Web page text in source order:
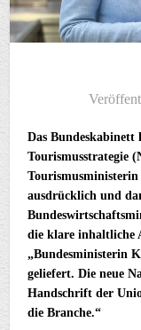
Das Bundeskabinett
Tourismusstrategie
ausdrücklich und
die klare inhaltliche
„Bundesministerin
geliefert. Die neue
Handschrift der
die Branche.“